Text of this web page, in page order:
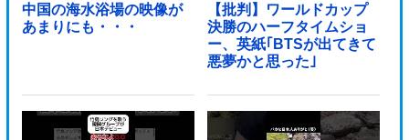
中国の海水浴場の映像が
あまりにも・・・
【批判】ワールドカップ
決勝のハーフタイムショ
ー、英紙｢BTSが出てきて
悪夢かと思った｣